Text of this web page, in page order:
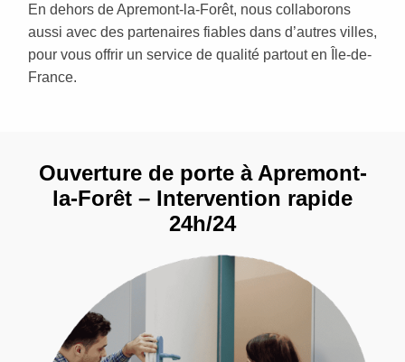
En dehors de Apremont-la-Forêt, nous collaborons
aussi avec des partenaires fiables dans d’autres villes,
pour vous offrir un service de qualité partout en Île-de-
France.
Ouverture de porte à Apremont-
la-Forêt – Intervention rapide
24h/24